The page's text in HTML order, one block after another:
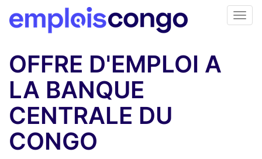
OFFRE D'EMPLOI A
LA BANQUE
CENTRALE DU
CONGO